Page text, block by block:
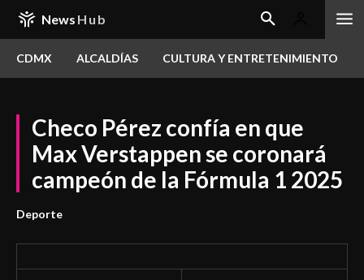
News Hub
CDMX ALCALDÍAS CULTURA Y ENTRETENIMIENTO
Checo Pérez confía en que
Max Verstappen se coronará
campeón de la Fórmula 1 2025
Deporte